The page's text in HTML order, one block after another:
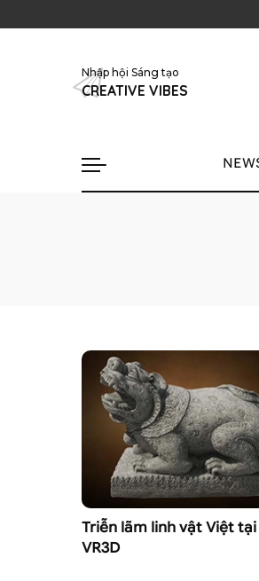
Nhập hội Sáng tạo
CREATIVE VIBES
Triễn lãm linh vật Việt tại
VR3D